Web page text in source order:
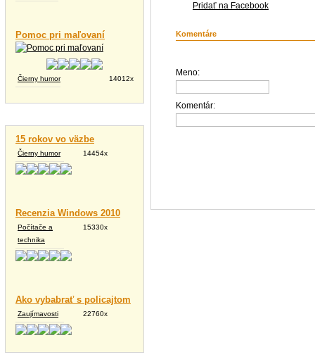
Pomoc pri maľovaní
Čierny humor 14012x
15 rokov vo väzbe
Čierny humor 14454x
Recenzia Windows 2010
Počítače a
technika
15330x
Ako vybabrať s policajtom
Zaujímavosti 22760x
Pridať na Facebook
Komentáre
Meno:
Komentár: